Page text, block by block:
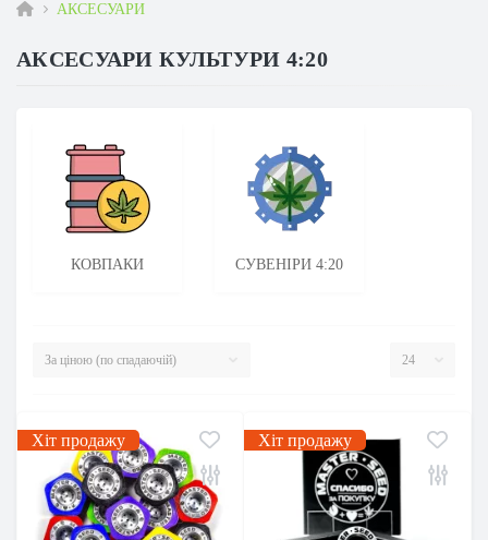
АКСЕСУАРИ
АКСЕСУАРИ КУЛЬТУРИ 4:20
КОВПАКИ СУВЕНІРИ 4:20
Хіт продажу Хіт продажу